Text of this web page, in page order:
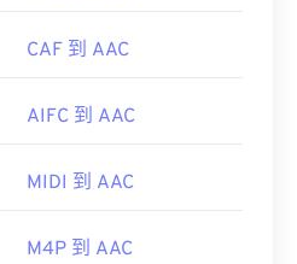
CAF 到 AAC
AIFC 到 AAC
MIDI 到 AAC
M4P 到 AAC